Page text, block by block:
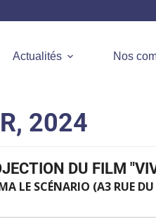
Actualités Nos
2024
DU FILM
LE SCÉNARIO (A3 RUE